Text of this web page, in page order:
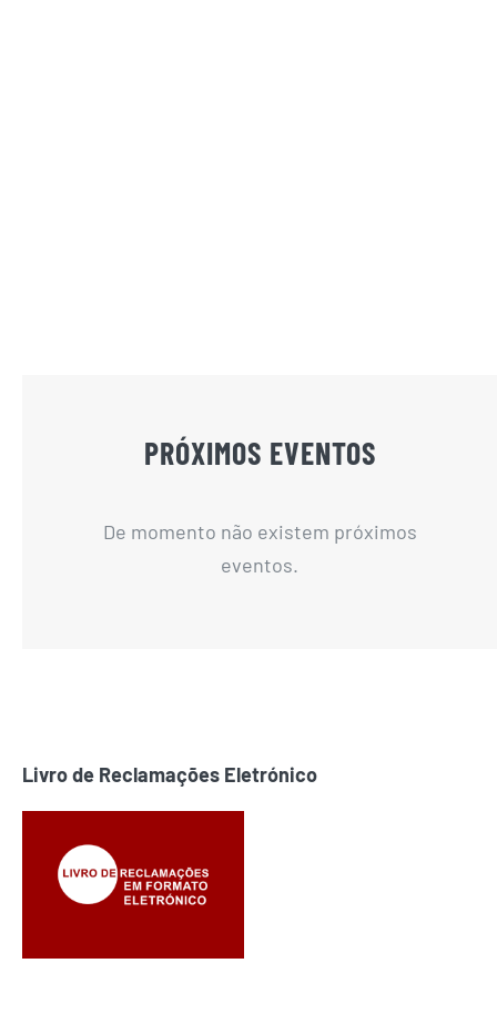
PRÓXIMOS EVENTOS
De momento não existem próximos
eventos.
Livro de Reclamações Eletrónico